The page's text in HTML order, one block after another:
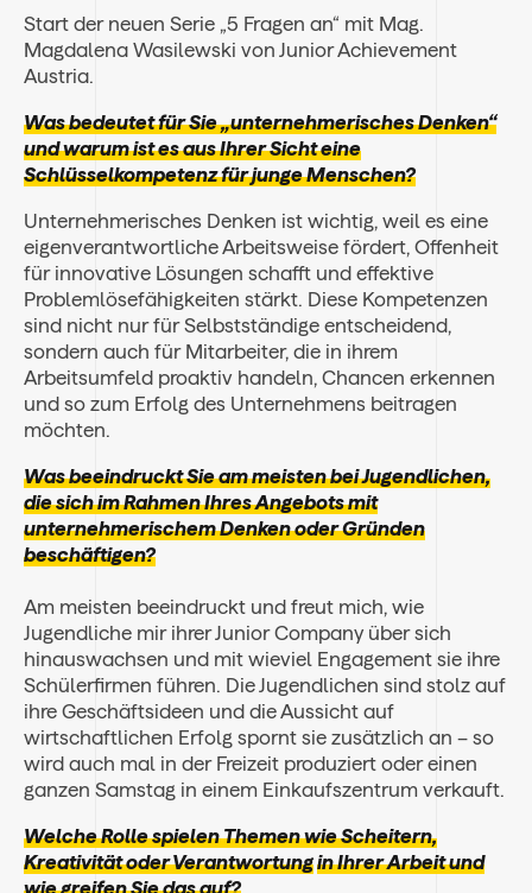
Start der neuen Serie „5 Fragen an“ mit Mag.
Magdalena Wasilewski von Junior Achievement
Austria.
Was bedeutet für Sie „unternehmerisches Denken“
und warum ist es aus Ihrer Sicht eine
Schlüsselkompetenz für junge Menschen?
Unternehmerisches Denken ist wichtig, weil es eine
eigenverantwortliche Arbeitsweise fördert, Offenheit
für innovative Lösungen schafft und effektive
Problemlösefähigkeiten stärkt. Diese Kompetenzen
sind nicht nur für Selbstständige entscheidend,
sondern auch für Mitarbeiter, die in ihrem
Arbeitsumfeld proaktiv handeln, Chancen erkennen
und so zum Erfolg des Unternehmens beitragen
möchten.
Was beeindruckt Sie am meisten bei Jugendlichen,
die sich im Rahmen Ihres Angebots mit
unternehmerischem Denken oder Gründen
beschäftigen?
Am meisten beeindruckt und freut mich, wie
Jugendliche mir ihrer Junior Company über sich
hinauswachsen und mit wieviel Engagement sie ihre
Schülerfirmen führen. Die Jugendlichen sind stolz auf
ihre Geschäftsideen und die Aussicht auf
wirtschaftlichen Erfolg spornt sie zusätzlich an – so
wird auch mal in der Freizeit produziert oder einen
ganzen Samstag in einem Einkaufszentrum verkauft.
Welche Rolle spielen Themen wie Scheitern,
Kreativität oder Verantwortungin Ihrer Arbeit und